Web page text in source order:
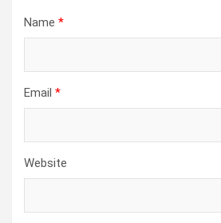
Name *
Email *
Website